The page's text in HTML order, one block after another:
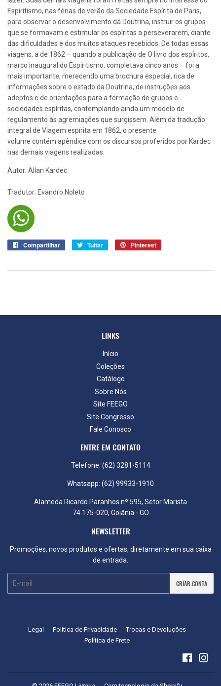
Espiritismo, nas férias de verão da Sociedade Espírita de Paris,
para observar o desenvolvimento da Doutrina, instruir os grupos
que se formavam e estimular os espíritas a perseverarem, diante
das dificuldades e dos muitos ataques recebidos. De todas essas
viagens, a de 1862 – quando a publicação de O livro dos espíritos,
marco inaugural do Espiritismo, completava cinco anos – foi a
mais importante, merecendo uma brochura especial, rica de
informações sobre o estado da Doutrina, de instruções aos
adeptos e de orientações para a formação de grupos e
sociedades espíritas, contemplando ainda um modelo de
regulamento às agremiações que surgissem. Além da tradução
integral de Viagem espírita em 1862, o presente
volume contém apêndice com os discursos proferidos por Kardec
nas demais viagens realizadas.
Autor: Allan Kardec
Tradutor: Evandro Noleto
Compartilhar
Compartilhar
Tuitar Tuitar Pinterest
LINKS
Início
Coleções
Catálogo
Sobre Nós
Site FEEGO
Site Congresso
Fale Conosco
ENTRE EM CONTATO
Telefone: (62) 3281-5114
Whatsapp: (62) 99933-1910
Alameda Ricardo Paranhos nº 595, Setor Marista
74.175-020, Goiânia - GO
NEWSLETTER
Promoções, novos produtos e ofertas, diretamente em sua caixa
de entrada.
E-
CRIAR CONTA
Legal Política de Privacidade
Trocas e Devoluções
Política de Frete